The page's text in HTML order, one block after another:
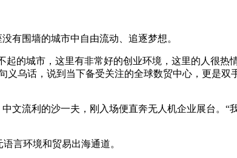
有围墙的城市中自由流动、追逐梦想。
的城市，这里有非常好的创业环境，这里的人很热
乌话，说到当下备受关注的全球数贸中心，更是双
文流利的沙一夫，刚入场便直奔无人机企业展台。“
言环境和贸易出海通道。